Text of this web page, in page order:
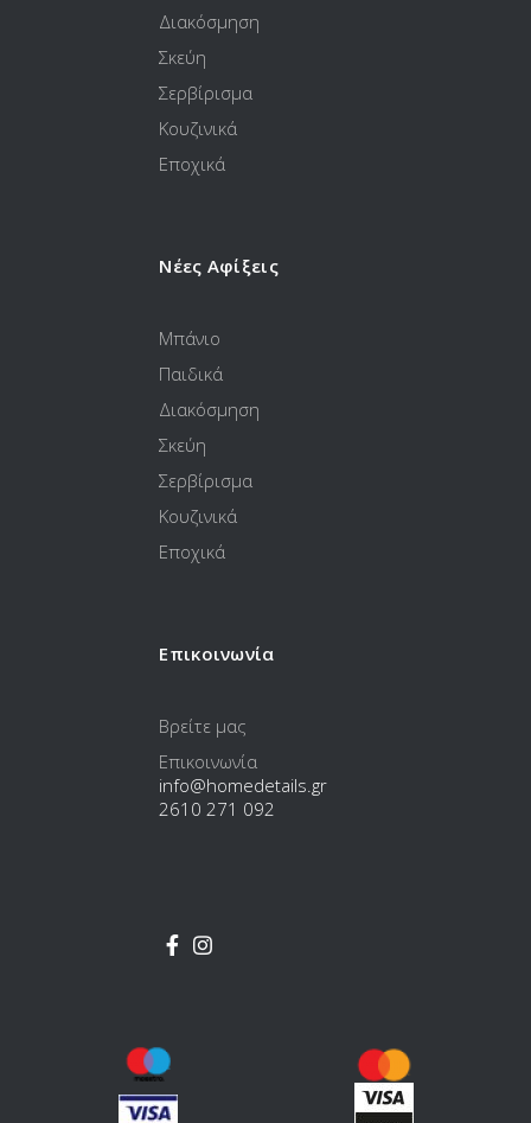
Διακόσμηση
Σκεύη
Σερβίρισμα
Κουζινικά
Εποχικά
Νέες Αφίξεις
Μπάνιο
Παιδικά
Διακόσμηση
Σκεύη
Σερβίρισμα
Κουζινικά
Εποχικά
Επικοινωνία
Βρείτε μας
Επικοινωνία
info@homedetails.gr
2610 271 092